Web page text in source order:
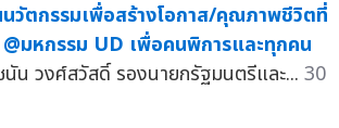
นวัตกรรมเพื่อสร้างโอกาส/คุณภาพชีวิตที่
มหกรรม UD เพื่อคนพิการและทุกคน
น วงศ์สวัสดิ์ รองนายกรัฐมนตรีและ... 30